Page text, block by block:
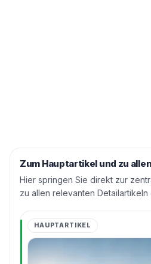
Zum Hauptartikel und zu
Hier springen Sie direkt zur
zu allen relevanten Detailartikeln
HAUPTARTIKEL